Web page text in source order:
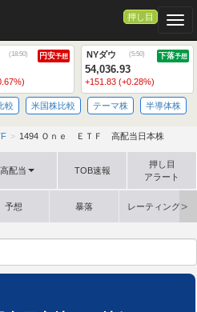
押し目
(18:50) 円安予想 NYダウ (5:50) 下落予想
54,036.93
+151.83 (+0.28%)
較 米国株比較 テーマ株 半導体株
1494 Ｏｎｅ ＥＴＦ 高配当日本株
高配当 TOB速報
押し目
アラート
予想 暴落 レーティング格